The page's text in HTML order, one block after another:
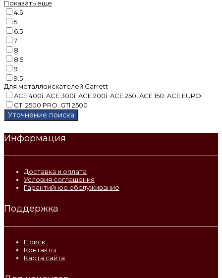
Показать еще
4.5
5
6.5
7
8
8.5
9
9.5
Для металлоискателей Garrett
ACE 400i. ACE 300i. ACE 200i. ACE 250. ACE 150. ACE EURO
GTI 2500 PRO. GTI 2500
Уточнение поиска
Информация
Доставка и оплата
Условия соглашения
Гарантийное обслуживание
Поддержка
Поиск
Контакты
Карта сайта